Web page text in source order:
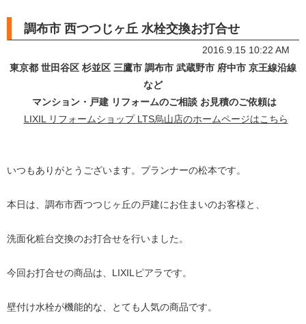
調布市 西つつじヶ丘 水栓交換お打合せ
2016.9.15 10:22 AM
東京都 世田谷区 杉並区 三鷹市 調布市 武蔵野市 府中市 京王線沿線
など
マンション・戸建 リフォームのご相談 お見積のご依頼は
LIXIL リフォームショップ LTS烏山店のホームページはこちら
いつもありがとうございます。プランナーの松本です。
本日は、調布市西つつじヶ丘の戸建にお住まいのお客様と、
洗面化粧台交換のお打合せを行いました。
今回お打合せの商品は、LIXILピアラです。
壁付け水栓が機能的な、とても人気の商品です。